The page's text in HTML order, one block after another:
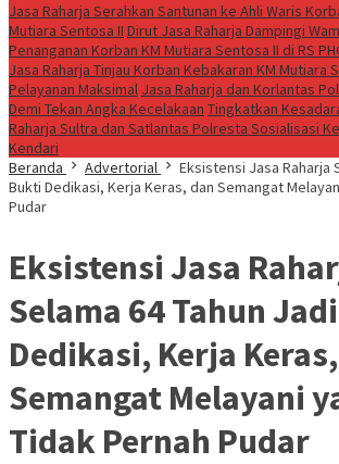
Jasa Raharja Serahkan Santunan ke Ahli Waris
Mutiara Sentosa II Dirut Jasa Raharja Dampingi
Penanganan Korban KM Mutiara Sentosa II di RS
Jasa Raharja Tinjau Korban Kebakaran KM Mutiara
Pelayanan Maksimal Jasa Raharja dan Korlantas
Demi Tekan Angka Kecelakaan Tingkatkan
Raharja Sultra dan Satlantas Polresta Sosialisasi
Kendari
Beranda
Advertorial
Eksistensi Jasa Raharja
Bukti Dedikasi, Kerja Keras, dan Semangat
Pudar
Eksistensi Jasa
Selama 64 Tahun
Dedikasi, Kerja
Semangat Melayani
Tidak Pernah Pudar